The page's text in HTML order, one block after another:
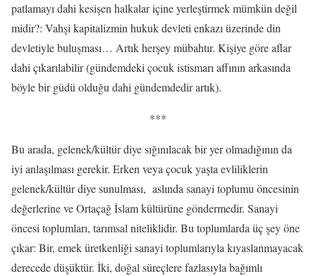
patlamayı dahi kesişen halkalar içine yerleştirmek mümkün değil
midir?: Vahşi kapitalizmin hukuk devleti enkazı üzerinde din
devletiyle buluşması… Artık herşey mübahtır. Kişiye göre aflar
dahi çıkarılabilir (gündemdeki çocuk istismarı affının arkasında
böyle bir güdü olduğu dahi gündemdedir artık).
***
Bu arada, gelenek/kültür diye sığınılacak bir yer olmadığının da
iyi anlaşılması gerekir. Erken veya çocuk yaşta evliliklerin
gelenek/kültür diye sunulması, aslında sanayi toplumu öncesinin
değerlerine ve Ortaçağ İslam kültürüne göndermedir. Sanayi
öncesi toplumları, tarımsal niteliklidir. Bu toplumlarda üç şey öne
çıkar: Bir, emek üretkenliği sanayi toplumlarıyla kıyaslanmayacak
derecede düşüktür. İki, doğal süreçlere fazlasıyla bağımlı